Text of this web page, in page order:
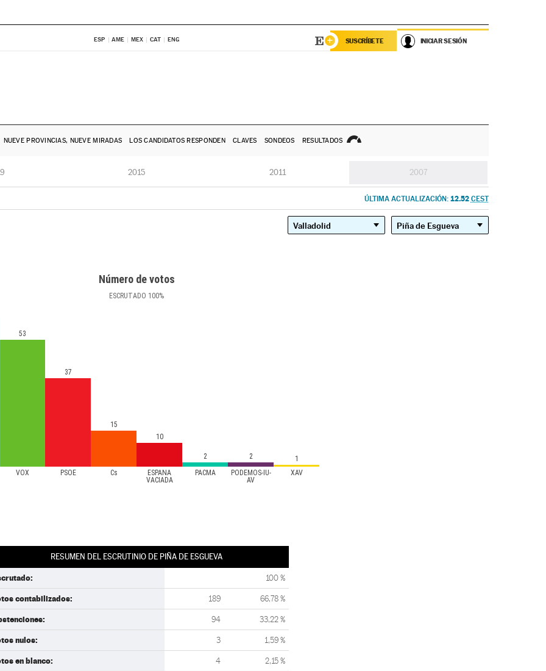
ESP AME MEX CAT ENG SUSCRÍBETE INICIAR SESIÓN
NUEVE PROVINCIAS, NUEVE MIRADAS LOS CANDIDATOS RESPONDEN CLAVES SONDEOS RESULTADOS
2015 2011 2007
ÚLTIMA ACTUALIZACIÓN: 12.52 CEST
Número de votos
ESCRUTADO 100%
VOX PSOE Cs
ESPAÑA
VACIADA
PACMA
PODEMOS-IU-
AV
XAV
53
37
15
10
2 2 1
RESUMEN DEL ESCRUTINIO DE PIÑA DE ESGUEVA
100 %
contabilizados: 189 66,78 %
94 33,22 %
nulos: 3 1,59 %
en blanco: 4 2,15 %